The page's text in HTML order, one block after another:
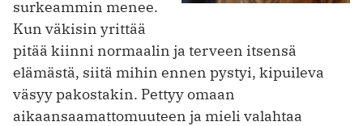
surkeammin menee.
Kun väkisin yrittää
pitää kiinni normaalin ja terveen itsensä
elämästä, siitä mihin ennen pystyi, kipuileva
väsyy pakostakin. Pettyy omaan
aikaansaamattomuuteen ja mieli valahtaa